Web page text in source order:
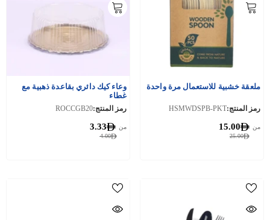
ملعقة خشبية للاستعمال مرة واحدة
رمز المنتج:HSMWDSPB-PKT
25.00
من 15.00
وعاء كيك دائري بقاعدة ذهبية مع
غطاء
رمز المنتج:ROCCGB20
4.00
من 3.33